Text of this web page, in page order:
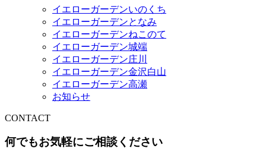
イエローガーデンいのくち
イエローガーデンとなみ
イエローガーデンねこのて
イエローガーデン城端
イエローガーデン庄川
イエローガーデン金沢白山
イエローガーデン高瀬
お知らせ
CONTACT
何でもお気軽にご相談ください